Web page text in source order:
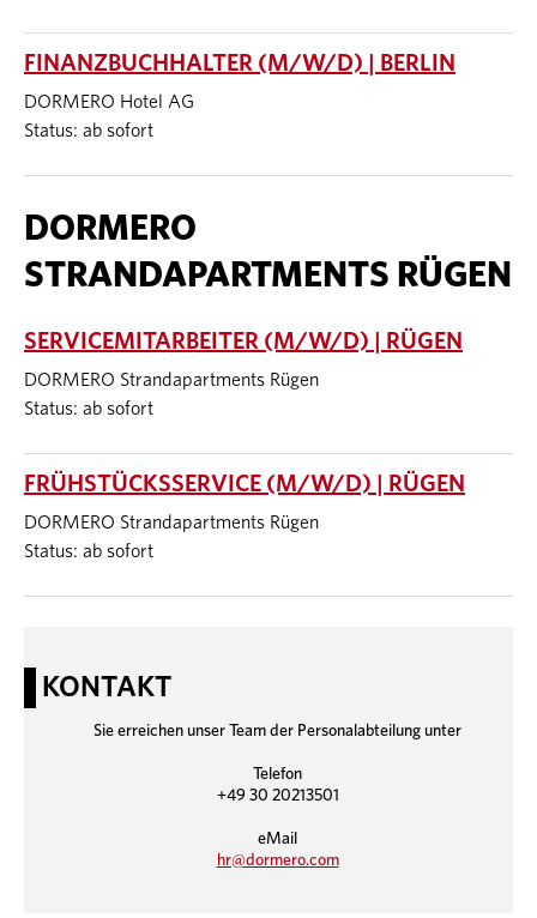
FINANZBUCHHALTER (M/W/D) | BERLIN
DORMERO Hotel AG
Status: ab sofort
DORMERO
STRANDAPARTMENTS RÜGEN
SERVICEMITARBEITER (M/W/D) | RÜGEN
DORMERO Strandapartments Rügen
Status: ab sofort
FRÜHSTÜCKSSERVICE (M/W/D) | RÜGEN
DORMERO Strandapartments Rügen
Status: ab sofort
KONTAKT
Sie erreichen unser Team der Personalabteilung unter
Telefon
+49 30 20213501
eMail
hr@dormero.com